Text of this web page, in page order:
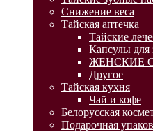
Снижение веса
Тайская аптечка
Тайские
Капсулы для
ЖЕНСКИЕ
Другое
Тайская кухня
Чай и кофе
Белорусская
Подарочная